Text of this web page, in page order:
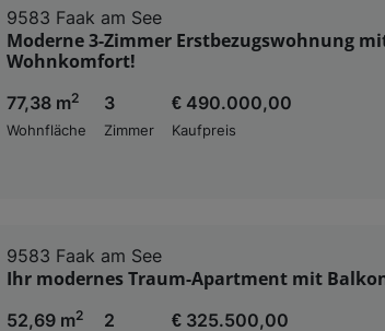
9583 Faak am See
Moderne 3-Zimmer Erstbezugswohnung
Wohnkomfort!
77,38 m2
Wohnfläche
3
Zimmer
€ 490.000,00
Kaufpreis
9583 Faak am See
Ihr modernes Traum-Apartment mit
52,69 m2 2 € 325.500,00